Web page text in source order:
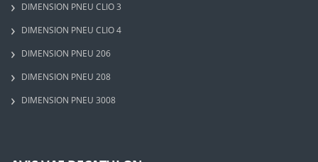
DIMENSION PNEU CLIO 3
DIMENSION PNEU CLIO 4
DIMENSION PNEU 206
DIMENSION PNEU 208
DIMENSION PNEU 3008